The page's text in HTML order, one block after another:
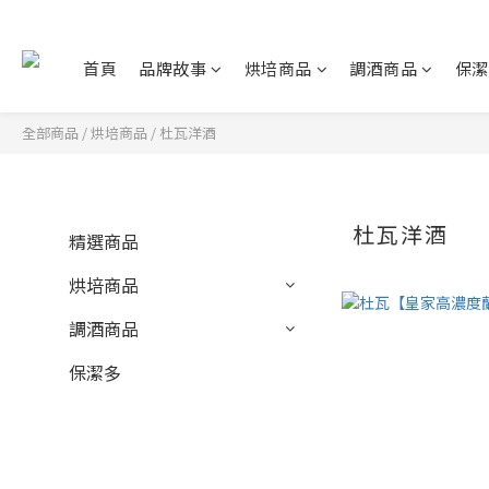
首頁 品牌故事 烘培商品 調酒商品 保
全部商品 /烘培商品 / 杜瓦洋酒
精選商品
烘培商品
調酒商品
保潔多
杜瓦洋酒